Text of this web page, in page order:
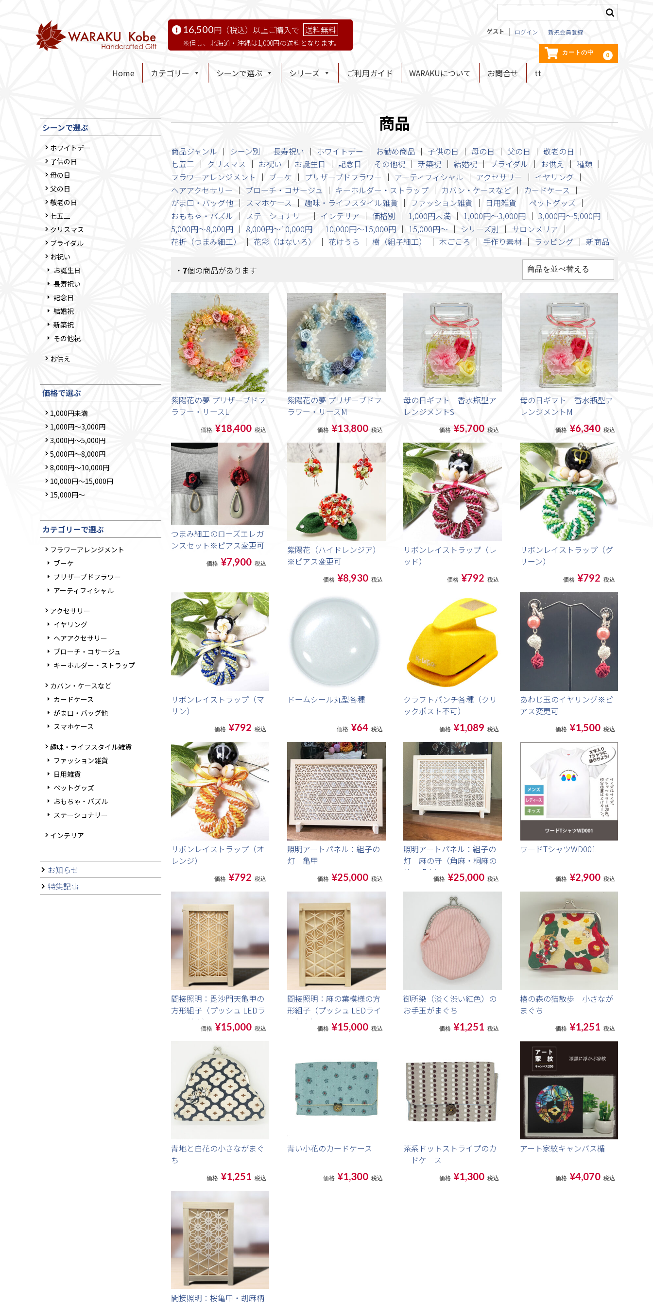
16,500円（税込）以上ご購入で 送料無料
但し、北海道・沖縄は1,000円の送料となります。
ゲスト ログイン 新規会員登録
カートの中 0
Home カテゴリー シーンで選ぶ シリーズ ご利用ガイド WARAKUについて お問合せ tt
商品
商品ジャンル シーン別 長寿祝い ホワイトデー お勧め商品 子供の日 母の日 父の日
敬老の日
七五三
クリスマス お祝い お誕生日 記念日 その他祝 新築祝 結婚祝 ブライダル お供え
種類
フラワーアレンジメント
ブーケ プリザーブドフラワー アーティフィシャル アクセサリー
イヤリング
ヘアアクセサリー
ブローチ・コサージュ キーホルダー・ストラップ カバン・ケースなど
カードケース
がま口・バッグ他
スマホケース 趣味・ライフスタイル雑貨 ファッション雑貨 日用雑貨
ペットグッズ
おもちゃ・パズル
ステーショナリー インテリア 価格別 1,000円未満 1,000円～3,000円
3,000円～5,000円
5,000円～8,000円
8,000円～10,000円 10,000円～15,000円 15,000円～ シリーズ別
サロンメリア
花折（つまみ細工）
花彩（はないろ） 花けうら 樹（組子細工） 木ごころ 手作り素材 ラッピング 新商品
・ 7個の商品があります
紫陽花の夢 プリザーブドフ
ラワー・リースL
価格 ¥18,400 税込
紫陽花の夢 プリザーブドフ
ラワー・リースM
価格 ¥13,800 税込
母の日ギフト 香水瓶型ア
レンジメントS
価格 ¥5,700 税込
母の日ギフト 香水瓶型ア
レンジメントM
価格 ¥6,340 税込
つまみ細工のローズエレガ
ンスセット※ピアス変更可
価格 ¥7,900 税込
紫陽花（ハイドレンジア）
※ピアス変更可
価格 ¥8,930 税込
リボンレイストラップ（レ
ッド）
価格 ¥792 税込
リボンレイストラップ（グ
リーン）
価格 ¥792 税込
リボンレイストラップ（マ
リン）
価格 ¥792 税込
ドームシール丸型各種
価格 ¥64 税込
クラフトパンチ各種（クリ
ックポスト不可）
価格 ¥1,089 税込
あわじ玉のイヤリング※ピ
アス変更可
価格 ¥1,500 税込
リボンレイストラップ（オ
レンジ）
価格 ¥792 税込
照明アートパネル：組子の
灯 亀甲
価格 ¥25,000 税込
照明アートパネル：組子の
灯 麻の守（角麻・桐麻の
葉・胡麻）
価格 ¥25,000 税込
ワードTシャツWD001
価格 ¥2,900 税込
間接照明：毘沙門天亀甲の
方形組子（プッシュ LEDラ
イト付き）
価格 ¥15,000 税込
間接照明：麻の葉模様の方
形組子（プッシュ LEDライ
ト付き）
価格 ¥15,000 税込
御所染（淡く渋い紅色）の
お手玉がまぐち
価格 ¥1,251 税込
椿の森の猫散歩 小さなが
まぐち
価格 ¥1,251 税込
青地と白花の小さながまぐ
ち
価格 ¥1,251 税込
青い小花のカードケース
価格 ¥1,300 税込
茶系ドットストライプのカ
ードケース
価格 ¥1,300 税込
アート家紋キャンバス楯
価格 ¥4,070 税込
間接照明：桜亀甲・胡麻柄
シーンで選ぶ
ホワイトデー
子供の日
母の日
父の日
敬老の日
七五三
クリスマス
ブライダル
お祝い
お誕生日
長寿祝い
記念日
結婚祝
新築祝
その他祝
お供え
価格で選ぶ
1,000円未満
1,000円～3,000円
3,000円～5,000円
5,000円～8,000円
8,000円～10,000円
10,000円～15,000円
15,000円～
カテゴリーで選ぶ
フラワーアレンジメント
ブーケ
プリザーブドフラワー
アーティフィシャル
アクセサリー
イヤリング
ヘアアクセサリー
ブローチ・コサージュ
キーホルダー・ストラップ
カバン・ケースなど
カードケース
がま口・バッグ他
スマホケース
趣味・ライフスタイル雑貨
ファッション雑貨
日用雑貨
ペットグッズ
おもちゃ・パズル
ステーショナリー
インテリア
お知らせ
特集記事